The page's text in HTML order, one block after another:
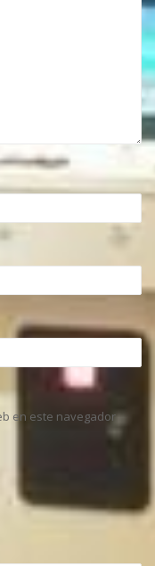
en este navegador